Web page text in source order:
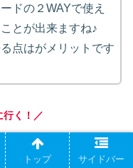
ドの２WAYで使え
とが出来ますね♪
点はがメリットです
行く！／
トップ サイドバー